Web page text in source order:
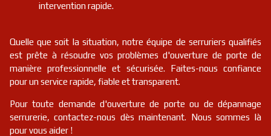
intervention rapide.
Quelle que soit la situation, notre équipe de serruriers qualifiés
est prête à résoudre vos problèmes d'ouverture de porte de
manière professionnelle et sécurisée. Faites-nous confiance
pour un service rapide, fiable et transparent.
Pour toute demande d'ouverture de porte ou de dépannage
serrurerie, contactez-nous dès maintenant. Nous sommes là
pour vous aider !